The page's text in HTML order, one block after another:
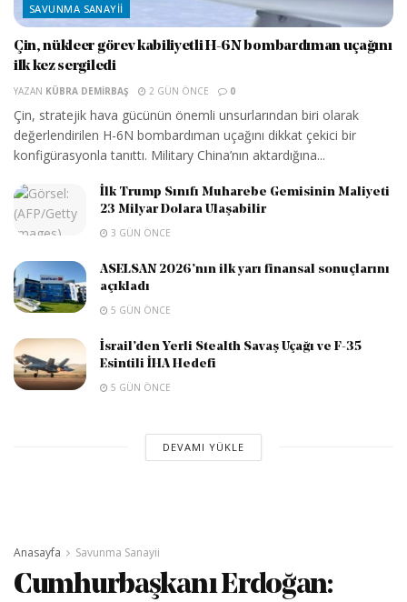
SAVUNMA SANAYII
Çin, nükleer görev kabiliyetli H-6N bombardıman uçağını
ilk kez sergiledi
YAZAN KÜBRA DEMIRBAŞ 2 GÜN ÖNCE 0
Çin, stratejik hava gücünün önemli unsurlarından biri olarak
değerlendirilen H-6N bombardıman uçağını dikkat çekici bir
konfigürasyonla tanıttı. Military China’nın aktardığına...
İlk Trump Sınıfı Muharebe Gemisinin Maliyeti
23 Milyar Dolara Ulaşabilir
3 GÜN ÖNCE
ASELSAN 2026’nın ilk yarı finansal sonuçlarını
açıkladı
5 GÜN ÖNCE
İsrail’den Yerli Stealth Savaş Uçağı ve F-35
Esintili İHA Hedefi
5 GÜN ÖNCE
DEVAMI YÜKLE
Anasayfa Savunma Sanayii
Cumhurbaşkanı Erdoğan: